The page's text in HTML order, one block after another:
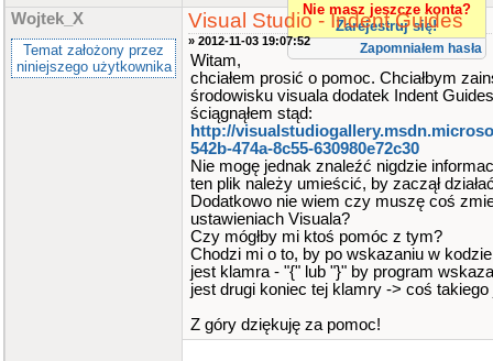
Nie masz jeszcze konta?
Zarejestruj się!
Zapomniałem hasła
Wojtek_X
Temat założony przez
niniejszego użytkownika
Visual Studio - Indent Guides
» 2012-11-03 19:07:52
Witam,
chciałem prosić o pomoc. Chciałbym
środowisku visuala dodatek Indent
ściągnąłem stąd:
http://
542b-474a-8c55-630980e72c30
Nie mogę jednak znaleźć nigdzie
ten plik należy umieścić, by zaczął
Dodatkowo nie wiem czy muszę coś
ustawieniach Visuala?
Czy mógłby mi ktoś pomóc z tym?
Chodzi mi o to, by po wskazaniu w
jest klamra - "{" lub "}" by program
jest drugi koniec tej klamry -> coś
Z góry dziękuję za pomoc!